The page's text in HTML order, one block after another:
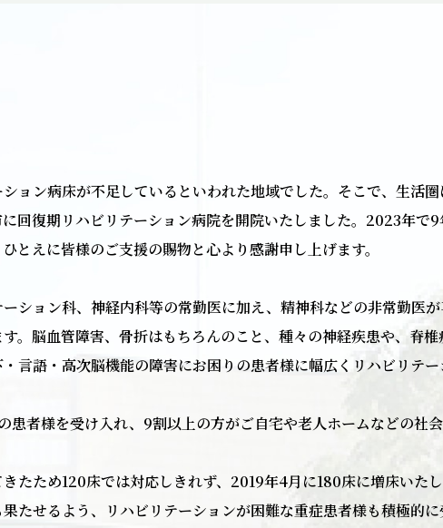
ョン病床が不足しているといわれた地域でした。そこで、生活
回復期リハビリテーション病院を開院いたしました。2023年で
とえに皆様のご支援の賜物と心より感謝申し上げます。
ション科、神経内科等の常勤医に加え、精神科などの非常勤医
。脳血管障害、骨折はもちろんのこと、種々の神経疾患や、脊
言語・高次脳機能の障害にお困りの患者様に幅広くリハビリテ
患者様を受け入れ、9割以上の方がご自宅や老人ホームなどの社
たため120床では対応しきれず、2019年4月に180床に増床いた
たせるよう、リハビリテーションが困難な重症患者様も積極的